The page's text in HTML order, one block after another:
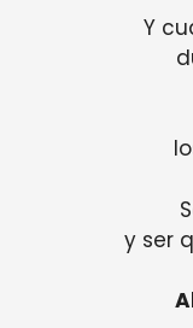
Y
y ser